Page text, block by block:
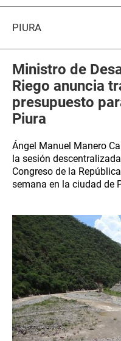
PIURA
Ministro de
Riego anuncia
presupuesto
Piura
Ángel Manuel Manero
la sesión
Congreso de la
semana en la ciudad de